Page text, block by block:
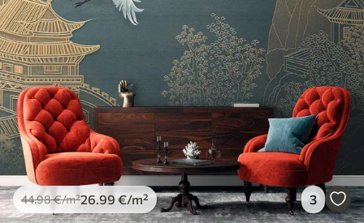
Premium vinüül
65.0039
Peel and Stick
81.6749.00€/m²
44.98€/m²26.99 €/m² 3